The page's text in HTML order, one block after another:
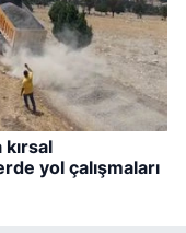
yol çalışmaları